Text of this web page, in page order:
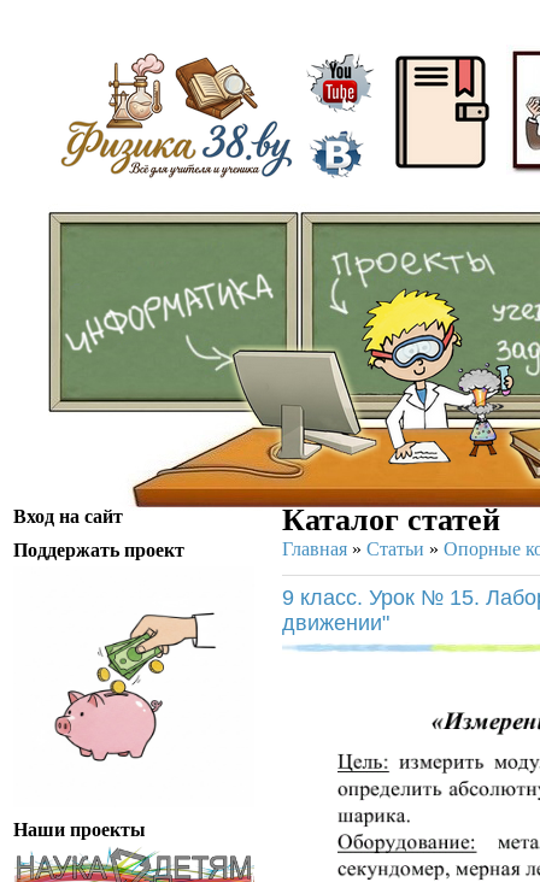
ᅠ
Вход на сайт
Поддержать проект
Наши проекты
Каталог статей
Главная » Статьи » Опорные
9 класс. Урок № 15.
движении"